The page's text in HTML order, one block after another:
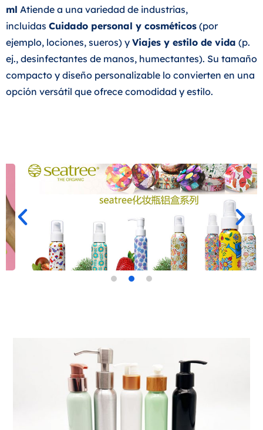
ml Atiende a una variedad de industrias,
incluidas Cuidado personal y cosméticos (por
ejemplo, lociones, sueros) y Viajes y estilo de vida (p.
ej., desinfectantes de manos, humectantes). Su tamaño
compacto y diseño personalizable lo convierten en una
opción versátil que ofrece comodidad y estilo.